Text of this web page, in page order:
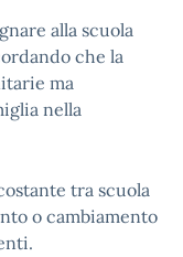
alla scuola
che la
ma
nella
tra scuola
o cambiamento